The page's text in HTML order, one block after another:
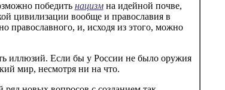
победить нацизмна идейной почве,
цивилизации вообще и православия в
православного, и, исходя из этого, можно
иллюзий. Если бы у России не было оружия
мир, несмотря ни на что.